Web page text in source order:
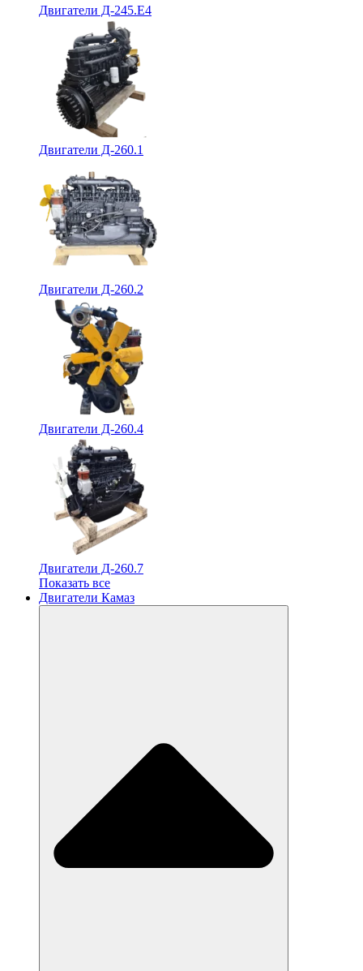
Двигатели Д-245.Е4
Двигатели Д-260.1
Двигатели Д-260.2
Двигатели Д-260.4
Двигатели Д-260.7
Показать все
Двигатели Камаз